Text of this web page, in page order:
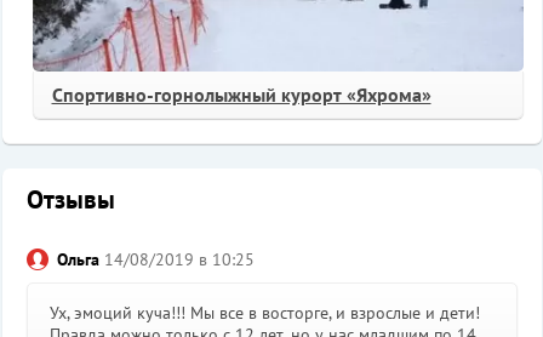
Спортивно-горнолыжный курорт «Яхрома»
Отзывы
Ольга14/08/2019 в 10:25
Ух, эмоций куча!!! Мы все в восторге, и взрослые и дети!